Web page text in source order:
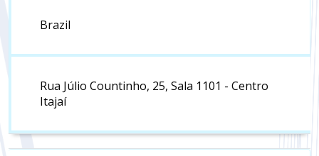
Brazil
Rua Júlio Countinho, 25, Sala 1101 - Centro
Itajaí